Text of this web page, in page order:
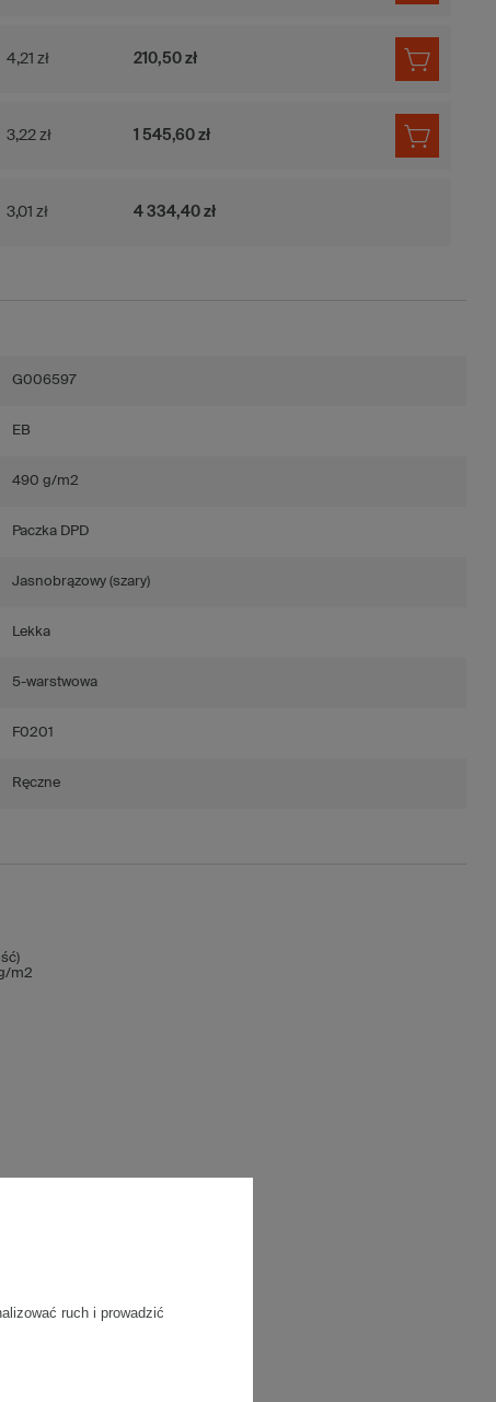
4,21 zł 210,50 zł
3,22 zł 1 545,60 zł
3,01 zł 4 334,40 zł
G006597
EB
490 g/m2
Paczka DPD
Jasnobrązowy (szary)
Lekka
5-warstwowa
F0201
Ręczne
m2
ruch i prowadzić